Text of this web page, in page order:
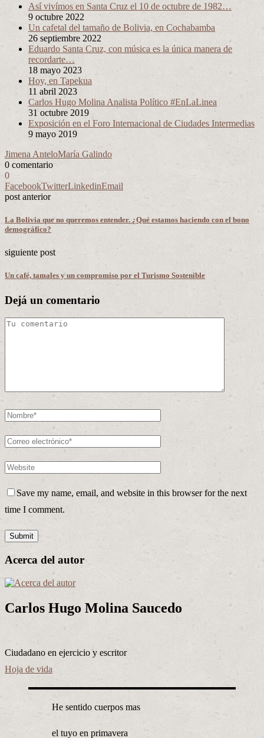
Así vivímos en Santa Cruz el 10 de octubre de 1982…
9 octubre 2022
Un cafetal del tamaño de Bolivia, en Cochabamba
26 septiembre 2022
Eduardo Santa Cruz, con música es la única manera de
recordarte…
18 mayo 2023
Hoy, en Tapekua
11 abril 2023
Carlos Hugo Molina Analista Político #EnLaLinea
31 octubre 2019
Exposición en el Foro Internacional de Ciudades Intermedias
9 mayo 2019
Jimena AnteloMaría Galindo
0 comentario
0
FacebookTwitterLinkedinEmail
post anterior
La Bolivia que no queremos entender. ¿Qué estamos haciendo con el bono
demográfico?
siguiente post
Un café, tamales y un compromiso por el Turismo Sostenible
Dejá un comentario
Save my name, email, and website in this browser for the next
time I comment.
Acerca del autor
Carlos Hugo Molina Saucedo
Ciudadano en ejercicio y escritor
Hoja de vida
He sentido cuerpos mas
el tuyo en primavera